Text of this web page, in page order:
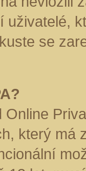
uživatelé,
se
Online
který má